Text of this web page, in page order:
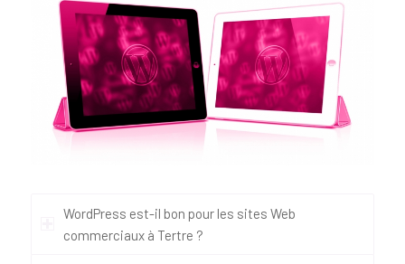
WordPress est-il bon pour les sites Web
commerciaux à Tertre ?